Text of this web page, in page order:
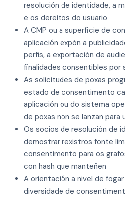
resolución de identidade, a
e os dereitos do usuario
A CMP ou a superficie de
aplicación expón a
perfís, a exportación de
finalidades consentibles por
As solicitudes de poxas
estado de consentimento
aplicación ou do sistema
de poxas non se lanzan para
Os socios de resolución de
demostrar rexistros fonte
consentimento para os
con hash que manteñen
A orientación a nivel de
diversidade de